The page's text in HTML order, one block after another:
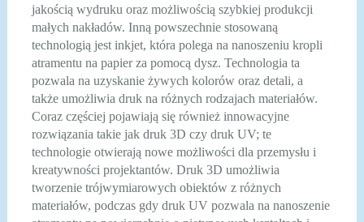
jakością wydruku oraz możliwością szybkiej produkcji
małych nakładów. Inną powszechnie stosowaną
technologią jest inkjet, która polega na nanoszeniu kropli
atramentu na papier za pomocą dysz. Technologia ta
pozwala na uzyskanie żywych kolorów oraz detali, a
także umożliwia druk na różnych rodzajach materiałów.
Coraz częściej pojawiają się również innowacyjne
rozwiązania takie jak druk 3D czy druk UV; te
technologie otwierają nowe możliwości dla przemysłu i
kreatywności projektantów. Druk 3D umożliwia
tworzenie trójwymiarowych obiektów z różnych
materiałów, podczas gdy druk UV pozwala na nanoszenie